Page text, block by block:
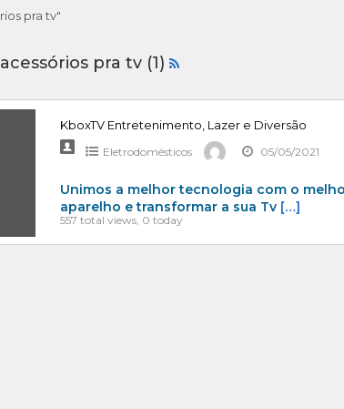
pra tv"
pra tv (1)
KboxTV Entretenimento, Lazer e Diversão
Eletrodomésticos 05/05/2021
Unimos a melhor tecnologia com o
aparelho e transformar a sua Tv […]
557 total views, 0 today